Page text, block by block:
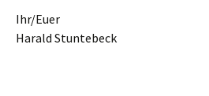
Ihr/Euer
Harald Stuntebeck